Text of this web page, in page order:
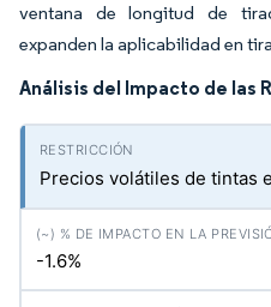
ventana de longitud de
expanden la aplicabilidad en
Análisis del Impacto de las
Precios volátiles de tintas
-1.6%